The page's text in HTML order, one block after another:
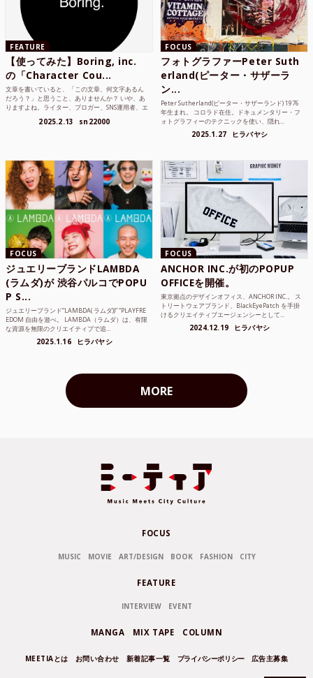
FEATURE
【使ってみた】Boring, inc.
の「Character Cou...
文章を書いていると、「この文章、何文字あるん
だろう？」と思うこと、ありませんか？ いや、あ
りますよね。ライター、ブロガー、SNS運用者、エ
2025.2.13 sn22000
FOCUS
フォトグラファーPeter Suth
erland(ピーター・サザーラ
ン...
Peter Sutherland(ピーター・サザーランド) 1976
年生まれ。 コロラド在住。ドキュメンタリー・フ
ォトグラフィーのテクニックを使い、隠れ...
2025.1.27 ヒラバヤシ
FOCUS
ジュエリーブランドLAMBDA
(ラムダ)が 渋谷パルコでPOPU
P S...
ジュエリーブランド“LAMBDA( ラムダ))” “PLAYFRE
EDOM 自由を遊べ。 LAMBDA（ラムダ）は、有限
な資源を無限のクリエイティブで追...
2025.1.16 ヒラバヤシ
FOCUS
ANCHOR INC.が初のPOPUP
OFFICEを開催。
東京拠点のデザインオフィス、ANCHOR INC.。 ス
トリートウェアブランド、BlackEyePatch を手掛
けるクリエイティブエージェンシーとして...
2024.12.19 ヒラバヤシ
MORE
FOCUS
MUSIC MOVIE ART/DESIGN BOOK FASHION CITY
FEATURE
INTERVIEW EVENT
MANGA MIX TAPE COLUMN
MEETIAとは お問い合わせ 新着記事一覧 プライバシーポリシー 広告主募集